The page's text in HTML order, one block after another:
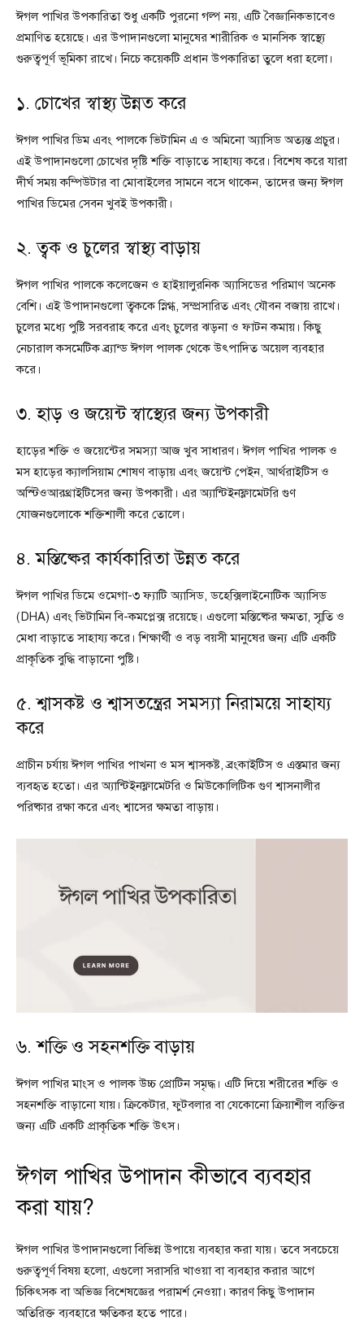
ঈগল পাখির উপকারিতা শুধু একটি পুরনো গল্প নয়, এটি বৈজ্ঞানিকভাবেও
প্রমাণিত হয়েছে। এর উপাদানগুলো মানুষের শারীরিক ও মানসিক স্বাস্থ্যে
গুরুত্বপূর্ণ ভূমিকা রাখে। নিচে কয়েকটি প্রধান উপকারিতা তুলে ধরা হলো।
১. চোখের স্বাস্থ্য উন্নত করে
ঈগল পাখির ডিম এবং পালকে ভিটামিন এ ও অমিনো অ্যাসিড অত্যন্ত প্রচুর।
এই উপাদানগুলো চোখের দৃষ্টি শক্তি বাড়াতে সাহায্য করে। বিশেষ করে যারা
দীর্ঘ সময় কম্পিউটার বা মোবাইলের সামনে বসে থাকেন, তাদের জন্য ঈগল
পাখির ডিমের সেবন খুবই উপকারী।
২. ত্বক ও চুলের স্বাস্থ্য বাড়ায়
ঈগল পাখির পালকে কলেজেন ও হাইয়ালুরনিক অ্যাসিডের পরিমাণ অনেক
বেশি। এই উপাদানগুলো ত্বককে স্নিগ্ধ, সম্প্রসারিত এবং যৌবন বজায় রাখে।
চুলের মধ্যে পুষ্টি সরবরাহ করে এবং চুলের ঝড়না ও ফাটন কমায়। কিছু
নেচারাল কসমেটিক ব্র্যান্ড ঈগল পালক থেকে উৎপাদিত অয়েল ব্যবহার
করে।
৩. হাড় ও জয়েন্ট স্বাস্থ্যের জন্য উপকারী
হাড়ের শক্তি ও জয়েন্টের সমস্যা আজ খুব সাধারণ। ঈগল পাখির পালক ও
মস হাড়ের ক্যালসিয়াম শোষণ বাড়ায় এবং জয়েন্ট পেইন, আর্থরাইটিস ও
অস্টিওআরথ্রাইটিসের জন্য উপকারী। এর অ্যান্টিইনফ্লামেটরি গুণ
যোজনগুলোকে শক্তিশালী করে তোলে।
৪. মস্তিষ্কের কার্যকারিতা উন্নত করে
ঈগল পাখির ডিমে ওমেগা-৩ ফ্যাটি অ্যাসিড, ডহেক্সিলাইনোটিক অ্যাসিড
(DHA) এবং ভিটামিন বি-কমপ্লেক্স রয়েছে। এগুলো মস্তিষ্কের ক্ষমতা, স্মৃতি ও
মেধা বাড়াতে সাহায্য করে। শিক্ষার্থী ও বড় বয়সী মানুষের জন্য এটি একটি
প্রাকৃতিক বুদ্ধি বাড়ানো পুষ্টি।
৫. শ্বাসকষ্ট ও শ্বাসতন্ত্রের সমস্যা নিরাময়ে সাহায্য
করে
প্রাচীন চর্যায় ঈগল পাখির পাখনা ও মস শ্বাসকষ্ট, ব্রংকাইটিস ও এস্তমার জন্য
ব্যবহৃত হতো। এর অ্যান্টিইনফ্লামেটরি ও মিউকোলিটিক গুণ শ্বাসনালীর
পরিষ্কার রক্ষা করে এবং শ্বাসের ক্ষমতা বাড়ায়।
৬. শক্তি ও সহনশক্তি বাড়ায়
ঈগল পাখির মাংস ও পালক উচ্চ প্রোটিন সমৃদ্ধ। এটি দিয়ে শরীরের শক্তি ও
সহনশক্তি বাড়ানো যায়। ক্রিকেটার, ফুটবলার বা যেকোনো ক্রিয়াশীল ব্যক্তির
জন্য এটি একটি প্রাকৃতিক শক্তি উৎস।
ঈগল পাখির উপাদান কীভাবে ব্যবহার
করা যায়?
ঈগল পাখির উপাদানগুলো বিভিন্ন উপায়ে ব্যবহার করা যায়। তবে সবচেয়ে
গুরুত্বপূর্ণ বিষয় হলো, এগুলো সরাসরি খাওয়া বা ব্যবহার করার আগে
চিকিৎসক বা অভিজ্ঞ বিশেষজ্ঞের পরামর্শ নেওয়া। কারণ কিছু উপাদান
অতিরিক্ত ব্যবহারে ক্ষতিকর হতে পারে।